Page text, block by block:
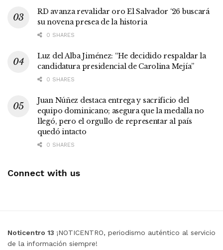
RD avanza revalidar oro El Salvador ‘26 buscará
su novena presea de la historia
0 SHARES
Luz del Alba Jiménez: “He decidido respaldar la
candidatura presidencial de Carolina Mejía”
0 SHARES
Juan Núñez destaca entrega y sacrificio del
equipo dominicano; asegura que la medalla no
llegó, pero el orgullo de representar al país
quedó intacto
0 SHARES
Connect with us
Noticentro 13 ¡NOTICENTRO, periodismo auténtico al servicio
de la información siempre!